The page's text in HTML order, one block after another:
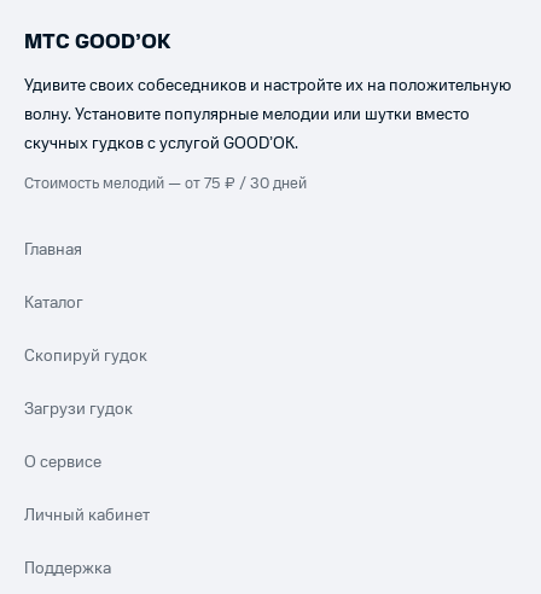
МТС GOOD’OK
Удивите своих собеседников и настройте их на положительную
волну. Установите популярные мелодии или шутки вместо
скучных гудков с услугой GOOD’OK.
Стоимость мелодий — от 75 ₽ / 30 дней
Главная
Каталог
Скопируй гудок
Загрузи гудок
О сервисе
Личный кабинет
Поддержка